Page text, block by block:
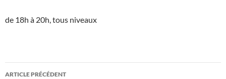
de 18h à 20h, tous niveaux
Navigation
ARTICLE PRÉCÉDENT